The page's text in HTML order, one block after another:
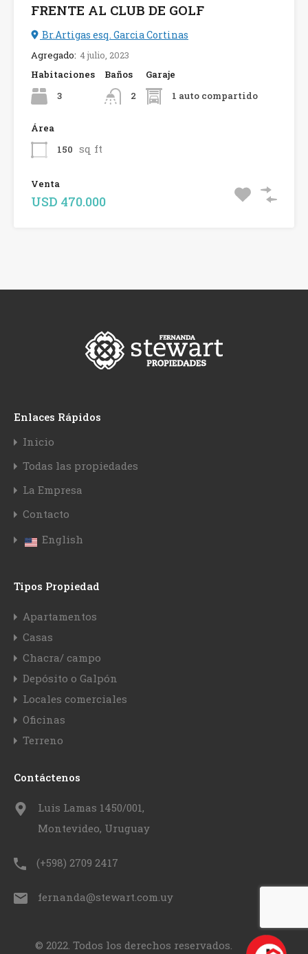
FRENTE AL CLUB DE GOLF
Br.Artigas esq. Garcia Cortinas
Agregado: 4 julio, 2023
Habitaciones
3
Baños
2
Garaje
1 auto compartido
Área
150 sq ft
Venta
USD 470.000
Enlaces Rápidos
Inicio
Todas las propiedades
La Empresa
Contacto
English
Tipos Propiedad
Apartamentos
Casas
Chacra/ campo
Depósito o Galpón
Locales comerciales
Oficinas
Terreno
Contáctenos
Luis Lamas 1450/001,
Montevideo, Uruguay
(+598) 2709 2417
fernanda@stewart.com.uy
© 2022. Todos los derechos reservados.